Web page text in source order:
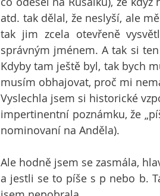
atd. tak dělal, že neslyší, ale
tak jim zcela otevřeně
správným jménem. A tak si
Kdyby tam ještě byl, tak bych
musím obhajovat, proč mi
Vyslechla jsem si historické
impertinentní poznámku, že
nominovaní na Anděla).
Ale hodně jsem se zasmála,
a jestli se to píše s p nebo b.